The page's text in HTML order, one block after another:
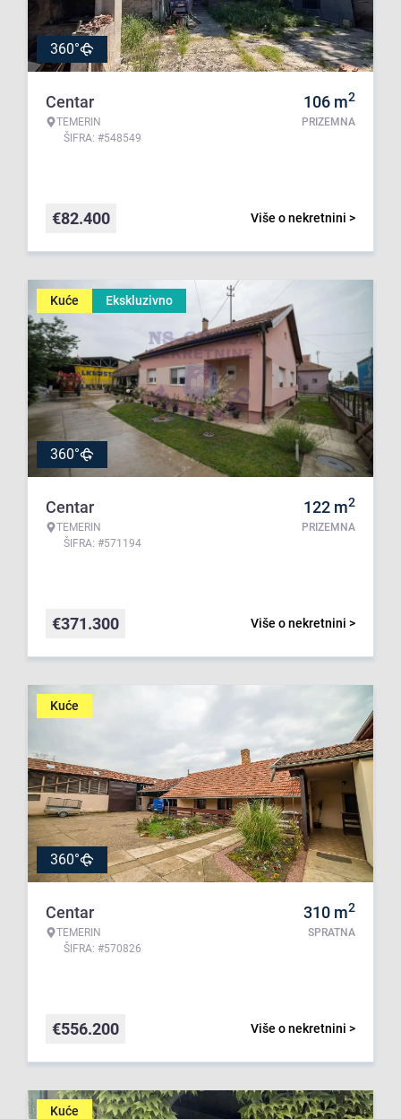
360°
Centar
TEMERIN
ŠIFRA: #548549
106 m2
PRIZEMNA
Više o nekretnini >
€82.400
Kuće Ekskluzivno
360°
Centar
TEMERIN
ŠIFRA: #571194
122 m2
PRIZEMNA
Više o nekretnini >
€371.300
Kuće
360°
Centar
TEMERIN
ŠIFRA: #570826
310 m2
SPRATNA
Više o nekretnini >
€556.200
Kuće